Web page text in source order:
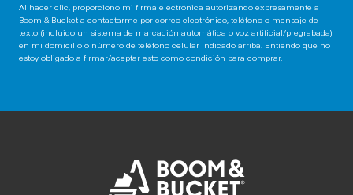
Al hacer clic, proporciono mi firma electrónica autorizando expresamente a
Boom & Bucket a contactarme por correo electrónico, teléfono o mensaje de
texto (incluido un sistema de marcación automática o voz artificial/pregrabada)
en mi domicilio o número de teléfono celular indicado arriba. Entiendo que no
estoy obligado a firmar/aceptar esto como condición para comprar.